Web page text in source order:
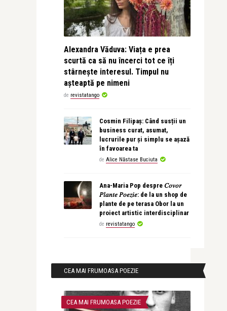
Alexandra Văduva: Viața e prea
scurtă ca să nu încerci tot ce îți
stârnește interesul. Timpul nu
așteaptă pe nimeni
de revistatango
Cosmin Filipaș: Când susții un
business curat, asumat,
lucrurile pur și simplu se așază
în favoarea ta
de Alice Năstase Buciuta
Ana-Maria Pop despre 𝐶𝑜𝑣𝑜𝑟
𝑃𝑙𝑎𝑛𝑡𝑒 𝑃𝑜𝑒𝑧𝑖𝑒: de la un shop de
plante de pe terasa Obor la un
proiect artistic interdisciplinar
de revistatango
CEA MAI FRUMOASA POEZIE
CEA MAI FRUMOASA POEZIE